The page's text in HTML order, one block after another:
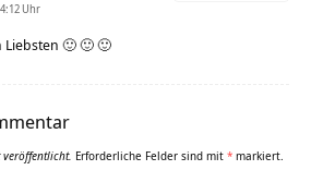
Uhr
🙂 🙂 🙂
veröffentlicht. Erforderliche Felder sind mit * markiert.